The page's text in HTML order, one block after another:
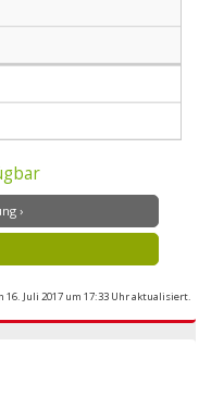
›
Juli 2017 um 17:33 Uhr aktualisiert.